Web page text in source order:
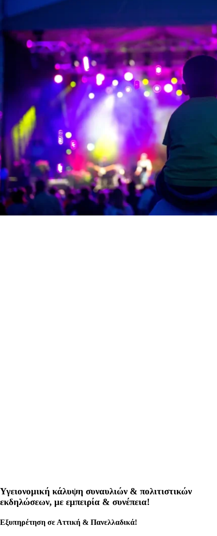
Υγειονομική κάλυψη συναυλιών & πολιτιστικών
εκδηλώσεων, με εμπειρία & συνέπεια!
Εξυπηρέτηση σε Αττική & Πανελλαδικά!